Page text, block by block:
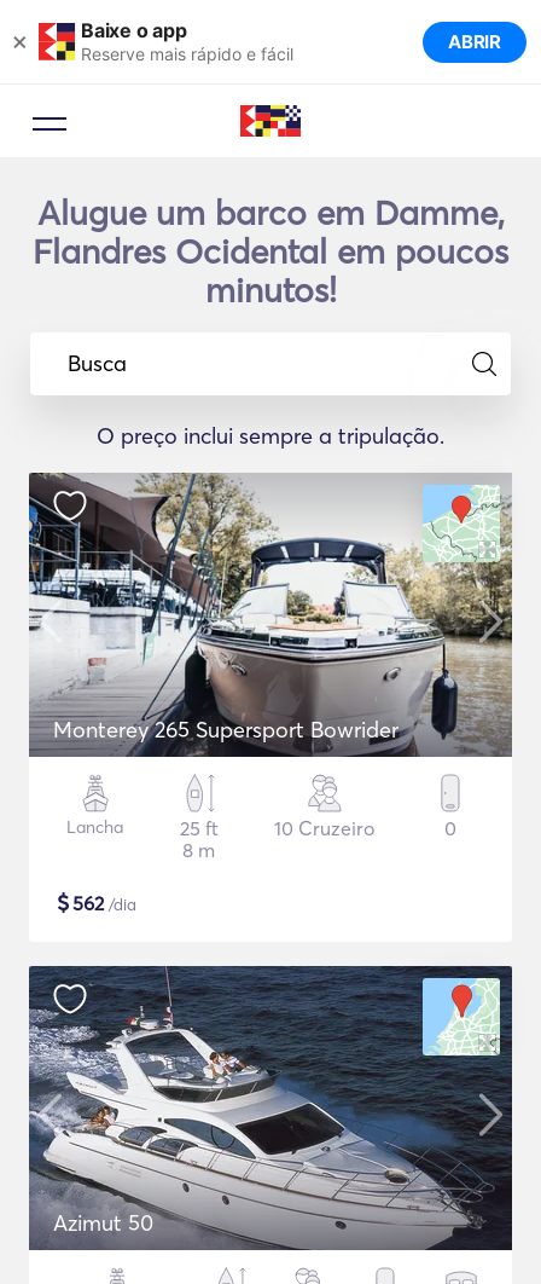
× Baixe o app
Reserve mais rápido e fácil ABRIR
Alugue um barco em Damme,
Flandres Ocidental em poucos
minutos!
Busca
O preço inclui sempre a tripulação.
Monterey 265 Supersport Bowrider
Lancha
25 ft
8 m
10 Cruzeiro 0
$562/dia
Azimut 50